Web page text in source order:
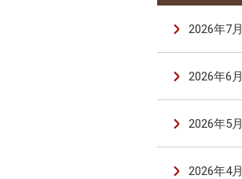
2026年7月
2026年6月
2026年5月
2026年4月